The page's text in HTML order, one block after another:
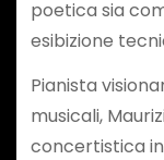
poetica sia
esibizione
Pianista
musicali,
concertistica